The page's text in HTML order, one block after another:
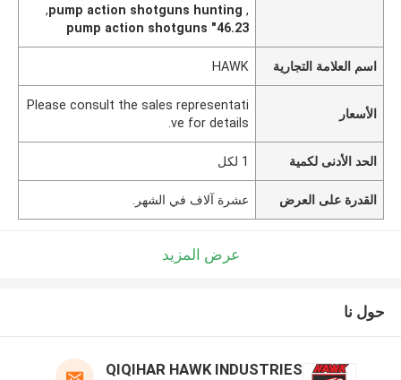
,
pump action shotguns hunting
,
46.23" pump action shotguns
اسم العلامة التجارية HAWK
الأسعار
Please consult the sales representati
ve for details.
الحد الأدنى لكمية 1 لكل
القدرة على العرض عشرة آلاف في الشهر.
عرض المزيد
حول نا
QIQIHAR HAWK INDUSTRIES